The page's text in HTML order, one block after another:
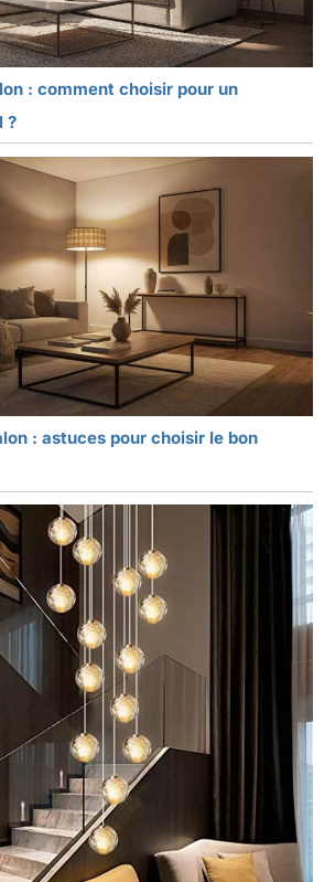
: comment choisir pour un
?
: astuces pour choisir le bon